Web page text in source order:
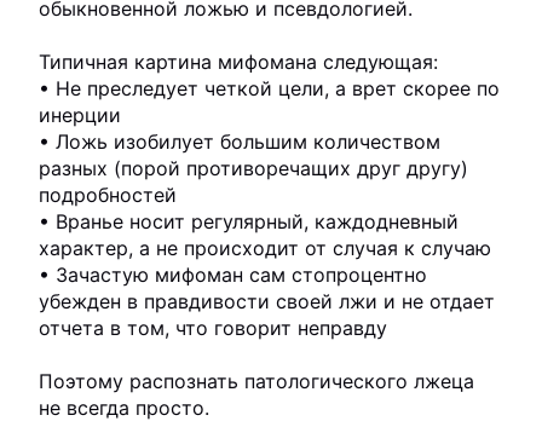
обыкновенной ложью и псевдологией.
Типичная картина мифомана следующая:
• Не преследует четкой цели, а врет скорее по
инерции
• Ложь изобилует большим количеством
разных (порой противоречащих друг другу)
подробностей
• Вранье носит регулярный, каждодневный
характер, а не происходит от случая к случаю
• Зачастую мифоман сам стопроцентно
убежден в правдивости своей лжи и не отдает
отчета в том, что говорит неправду
Поэтому распознать патологического лжеца
не всегда просто.